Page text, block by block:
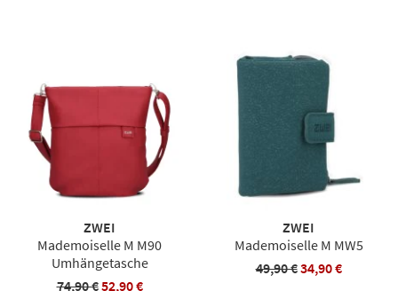
ZWEI
Mademoiselle M M90
Umhängetasche
74,90 €52,90 €
ZWEI
Mademoiselle M MW5
49,90 €34,90 €